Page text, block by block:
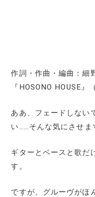
作詞・作曲・編曲：細
『HOSONO HOUSE』
ああ、フェードしない
い……そんな気にさせま
ギターとベースと歌だ
す。
ですが、グルーヴがほ